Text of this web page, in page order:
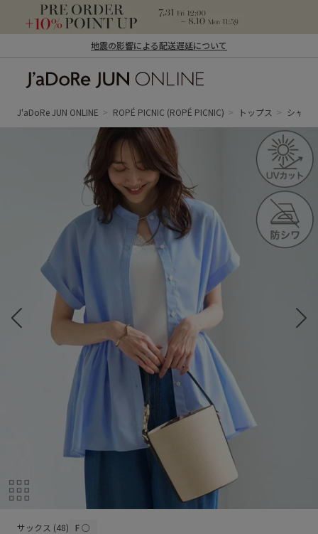
地震の影響による配送遅延について
ン オンライン）
J'aDoRe JUN ONLINE ROPÉ PICNIC (ROPÉ PICNIC) トップス シャツ
サックス (48) F○